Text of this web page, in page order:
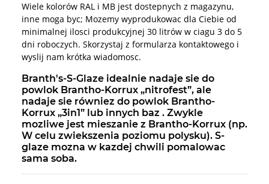
Wiele kolorów RAL i MB jest dostepnych z magazynu,
inne moga byc; Mozemy wyprodukowac dla Ciebie od
minimalnej ilosci produkcyjnej 30 litrów w ciagu 3 do 5
dni roboczych. Skorzystaj z formularza kontaktowego i
wyslij nam krótka wiadomosc.
Branth's-S-Glaze idealnie nadaje sie do
powlok Brantho-Korrux „nitrofest”, ale
nadaje sie równiez do powlok Brantho-
Korrux „3in1” lub innych baz . Zwykle
mozliwe jest mieszanie z Brantho-Korrux (np.
W celu zwiekszenia poziomu polysku). S-
glaze mozna w kazdej chwili pomalowac
sama soba.